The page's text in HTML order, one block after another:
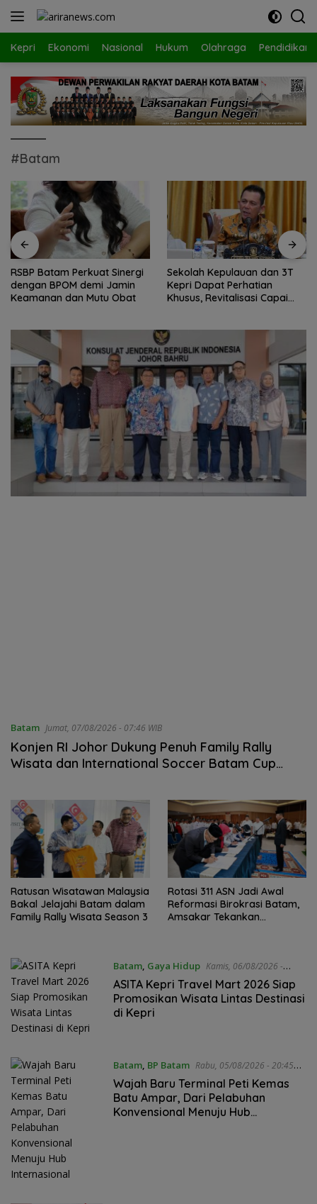
Langsung
Kepri Ekonomi Nasional Hukum Olahraga Pendidikan
#Batam
RSBP Batam Perkuat Sinergi
dengan BPOM demi Jamin
Keamanan dan Mutu Obat
Sekolah Kepulauan dan 3T
Kepri Dapat Perhatian
Khusus, Revitalisasi Capai
Batam Jumat, 07/08/2026 - 07:46 WIB
Konjen RI Johor Dukung Penuh Family Rally
Wisata dan International Soccer Batam Cup
Ratusan Wisatawan Malaysia
Bakal Jelajahi Batam dalam
Family Rally Wisata Season 3
Rotasi 311 ASN Jadi Awal
Reformasi Birokrasi Batam,
Amsakar Tekankan
Batam, Gaya Hidup Kamis, 06/08/2026 -
11:35 WIB
ASITA Kepri Travel Mart 2026 Siap
Promosikan Wisata Lintas Destinasi
di Kepri
Batam, BP Batam Rabu, 05/08/2026 - 20:45
WIB
Wajah Baru Terminal Peti Kemas
Batu Ampar, Dari Pelabuhan
Konvensional Menuju Hub